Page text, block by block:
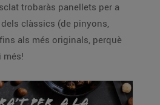
trobaràs panellets per a
clàssics (de pinyons,
als més originals, perquè
més!